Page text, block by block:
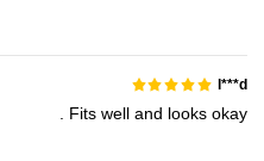
l***d
Fits well and looks okay